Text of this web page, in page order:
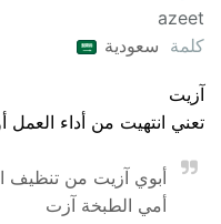
azeet
كلمة سعودية
آزيت
تعني انتهيت من أداء العمل
أبوي آزيت من تنظيف
أمي الطبخة آزت